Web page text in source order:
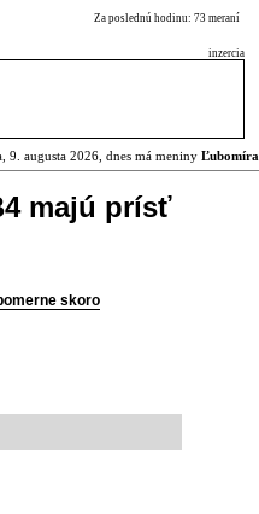
Za poslednú hodinu: 73 meraní
inzercia
9. augusta 2026, dnes má meniny Ľubomíra
majú prísť
skoro